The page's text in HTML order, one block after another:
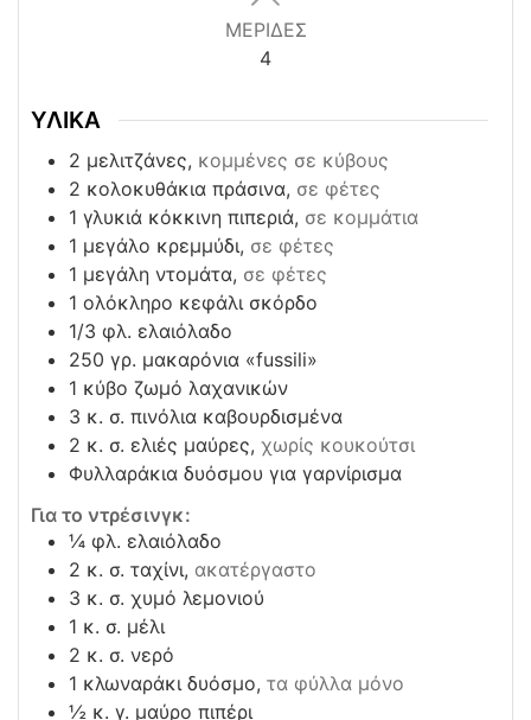
ΜΕΡΙΔΕΣ
4
ΥΛΙΚΑ
2 μελιτζάνες, κομμένες σε κύβους
2 κολοκυθάκια πράσινα, σε φέτες
1 γλυκιά κόκκινη πιπεριά, σε κομμάτια
1 μεγάλο κρεμμύδι, σε φέτες
1 μεγάλη ντομάτα, σε φέτες
1 ολόκληρο κεφάλι σκόρδο
1/3 φλ. ελαιόλαδο
250 γρ. μακαρόνια «fussili»
1 κύβο ζωμό λαχανικών
3 κ. σ. πινόλια καβουρδισμένα
2 κ. σ. ελιές μαύρες, χωρίς κουκούτσι
Φυλλαράκια δυόσμου για γαρνίρισμα
Για το ντρέσινγκ:
¼ φλ. ελαιόλαδο
2 κ. σ. ταχίνι, ακατέργαστο
3 κ. σ. χυμό λεμονιού
1 κ. σ. μέλι
2 κ. σ. νερό
1 κλωναράκι δυόσμο, τα φύλλα μόνο
½ κ. γ. μαύρο πιπέρι